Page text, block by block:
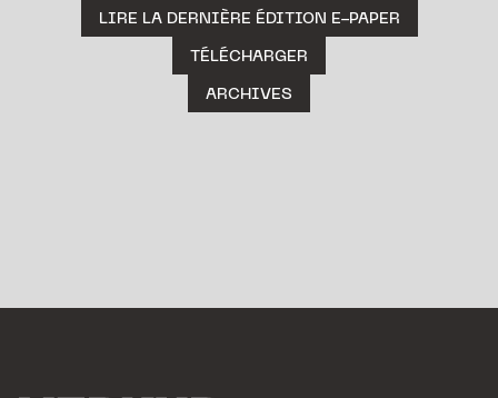
LIRE LA DERNIÈRE ÉDITION E-PAPER
TÉLÉCHARGER
ARCHIVES